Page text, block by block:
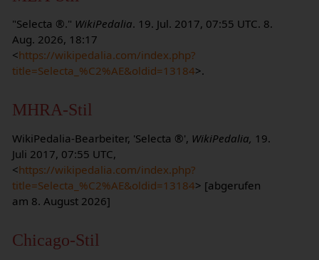
"Selecta ®." WikiPedalia. 19. Jul. 2017, 07:55 UTC. 8.
Aug. 2026, 18:17
<https://wikipedalia.com/index.php?
title=Selecta_%C2%AE&oldid=13184>.
MHRA-Stil
WikiPedalia-Bearbeiter, 'Selecta ®', WikiPedalia, 19.
Juli 2017, 07:55 UTC,
<https://wikipedalia.com/index.php?
title=Selecta_%C2%AE&oldid=13184> [abgerufen
am 8. August 2026]
Chicago-Stil